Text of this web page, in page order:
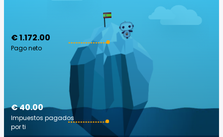
€ 1.172.00
Pago neto
€ 40.00
Impuestos pagados
por ti